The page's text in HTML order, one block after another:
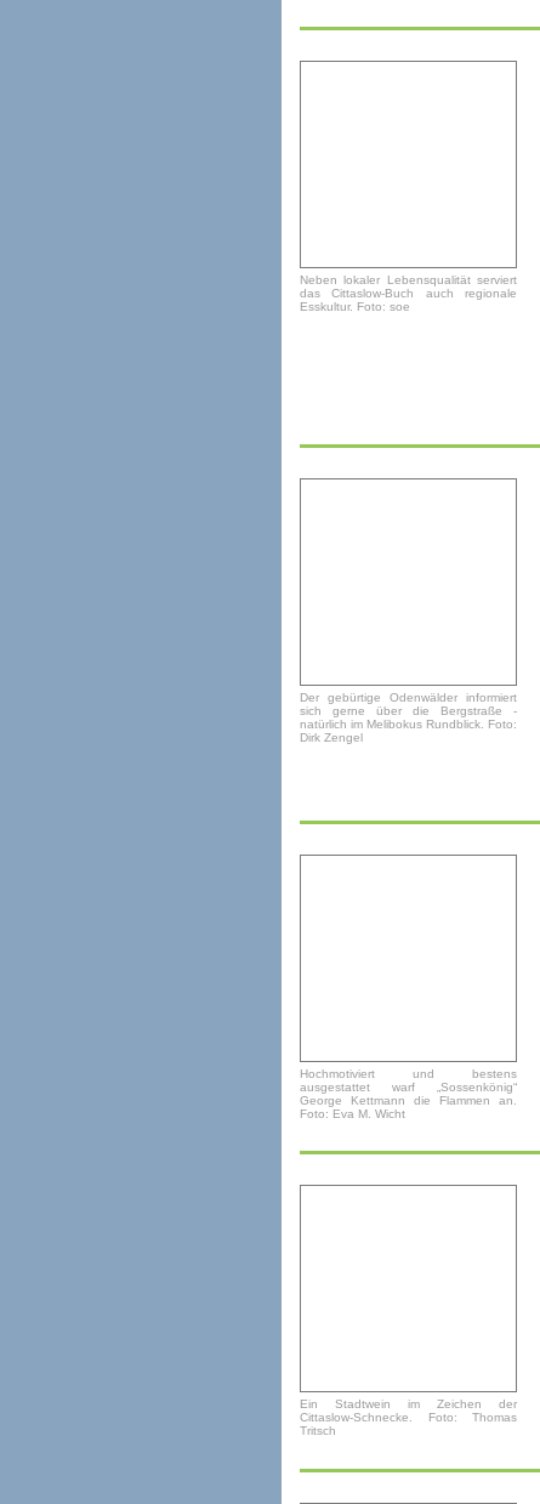
Neben lokaler Lebensqualität serviert
das Cittaslow-Buch auch regionale
Esskultur. Foto: soe
Der gebürtige Odenwälder informiert
sich gerne über die Bergstraße -
natürlich im Melibokus Rundblick. Foto:
Dirk Zengel
Hochmotiviert und bestens
ausgestattet warf „Sossenkönig“
George Kettmann die Flammen an.
Foto: Eva M. Wicht
Ein Stadtwein im Zeichen der
Cittaslow-Schnecke. Foto: Thomas
Tritsch